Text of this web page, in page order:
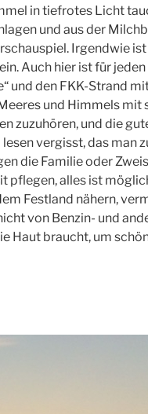
in tiefrotes Licht
und aus der
Irgendwie ist
Auch hier ist für
und den FKK-Strand
und Himmels mit
zuzuhören, und die
vergisst, das man
die Familie oder
pflegen, alles ist
Festland nähern,
von Benzin- und
Haut braucht, um